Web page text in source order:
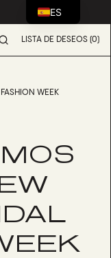
LISTA DE DESEOS (0)
WEEK
ES